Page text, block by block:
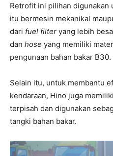
Retrofit ini pilihan digunakan
itu bermesin mekanikal
dari fuel filter yang lebih
dan hose yang memiliki
pengunaan bahan bakar B30.
Selain itu, untuk membantu
kendaraan, Hino juga memiliki
terpisah dan digunakan
tangki bahan bakar.